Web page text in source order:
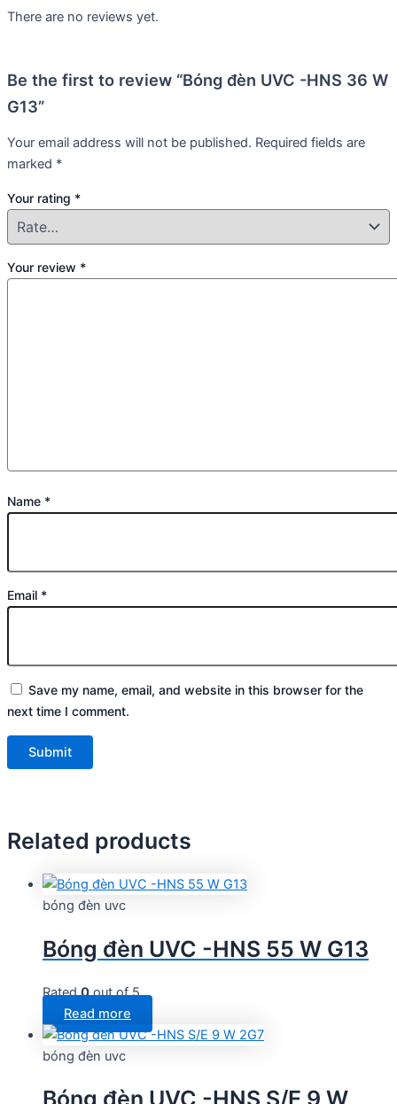
There are no reviews yet.
Be the first to review “Bóng đèn UVC -HNS 36 W
G13”
Your email address will not be published. Required fields are
marked *
Your rating *
Your review *
Name *
Email *
Save my name, email, and website in this browser for the
next time I comment.
Related products
bóng đèn uvc
Bóng đèn UVC -HNS 55 W G13
Rated0out of 5
Read more
bóng đèn uvc